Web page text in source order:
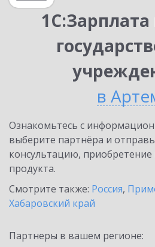
в
Ознакомьтесь с
выберите партнёра и
консультацию,
продукта.
Смотрите также: Россия,
Хабаровский край
Партнеры в вашем регионе: